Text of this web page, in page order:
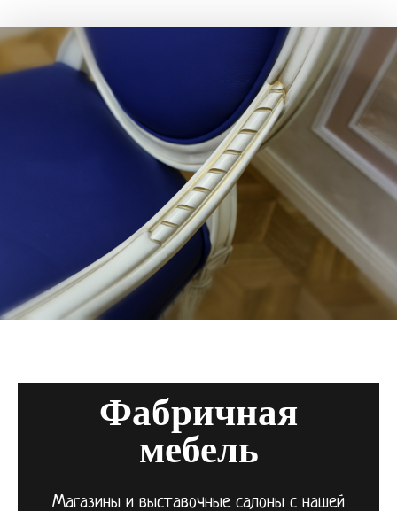
Фабричная
мебель
Магазины и выставочные салоны с нашей